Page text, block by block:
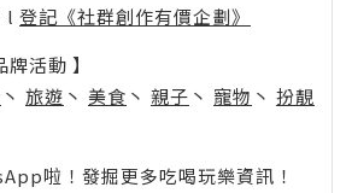
l 登記《社群創作有價企劃》
活動 】
丶 旅遊 丶 美食 丶 親子 丶 寵物 丶 扮靚
啦！發掘更多吃喝玩樂資訊！